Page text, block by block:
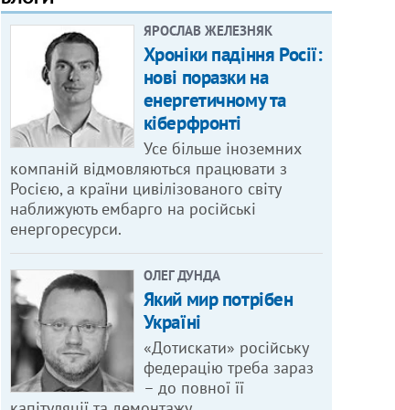
ЯРОСЛАВ ЖЕЛЕЗНЯК
Хроніки падіння Росії:
нові поразки на
енергетичному та
кіберфронті
Усе більше іноземних
компаній відмовляються працювати з
Росією, а країни цивілізованого світу
наближують ембарго на російські
енергоресурси.
ОЛЕГ ДУНДА
Який мир потрібен
Україні
«Дотискати» російську
федерацію треба зараз
– до повної її